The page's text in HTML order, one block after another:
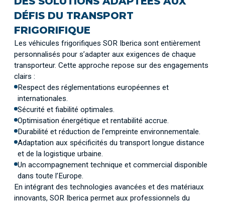
DÉFIS DU TRANSPORT
FRIGORIFIQUE
Les véhicules frigorifiques SOR Iberica sont entièrement
personnalisés pour s’adapter aux exigences de chaque
transporteur. Cette approche repose sur des engagements
clairs :
Respect des réglementations européennes et
internationales.
Sécurité et fiabilité optimales.
Optimisation énergétique et rentabilité accrue.
Durabilité et réduction de l’empreinte environnementale.
Adaptation aux spécificités du transport longue distance
et de la logistique urbaine.
Un accompagnement technique et commercial disponible
dans toute l’Europe.
En intégrant des technologies avancées et des matériaux
innovants, SOR Iberica permet aux professionnels du